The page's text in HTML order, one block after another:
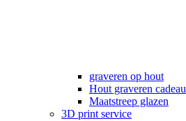
graveren op hout
Hout graveren cadeau
Maatstreep glazen
3D print service